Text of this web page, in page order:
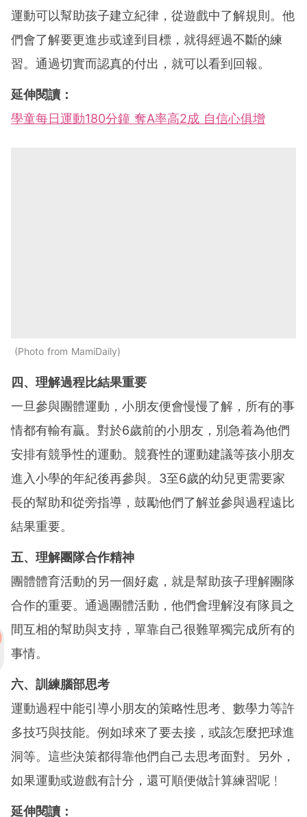
運動可以幫助孩子建立紀律，從遊戲中了解規則。他
們會了解要更進步或達到目標，就得經過不斷的練
習。通過切實而認真的付出，就可以看到回報。
延伸閱讀：
學童每日運動180分鐘 奪A率高2成 自信心俱增
Photo from MamiDaily
四、理解過程比結果重要
一旦參與團體運動，小朋友便會慢慢了解，所有的事
情都有輸有贏。對於6歲前的小朋友，別急着為他們
安排有競爭性的運動。競賽性的運動建議等孩小朋友
進入小學的年紀後再參與。3至6歲的幼兒更需要家
長的幫助和從旁指導，鼓勵他們了解並參與過程遠比
結果重要。
五、理解團隊合作精神
團體體育活動的另一個好處，就是幫助孩子理解團隊
合作的重要。通過團體活動，他們會理解沒有隊員之
間互相的幫助與支持，單靠自己很難單獨完成所有的
事情。
六、訓練腦部思考
運動過程中能引導小朋友的策略性思考、數學力等許
多技巧與技能。例如球來了要去接，或該怎麼把球進
洞等。這些決策都得靠他們自己去思考面對。另外，
如果運動或遊戲有計分，還可順便做計算練習呢﹗
延伸閱讀：